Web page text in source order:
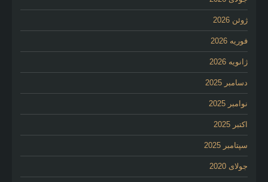
ژوئن 2026
فوریه 2026
ژانویه 2026
دسامبر 2025
نوامبر 2025
اکتبر 2025
سپتامبر 2025
جولای 2020